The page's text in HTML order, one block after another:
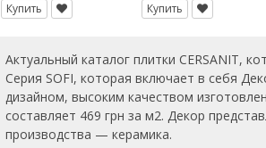
Купить Купить
Актуальный каталог плитки CERSANIT,
Серия SOFI, которая включает в себя
дизайном, высоким качеством
составляет 469 грн за м2. Декор
производства — керамика.